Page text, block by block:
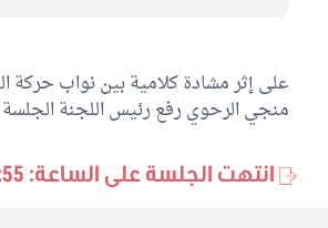
على إثر مشادة كلامية بين نواب حركة
منجي الرحوي رفع رئيس اللجنة
انتهت الجلسة على الساعة: 10:55